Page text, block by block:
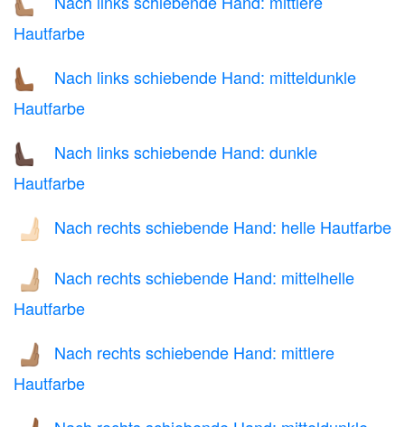
Hautfarbe
🫷🏾
Nach links schiebende Hand: mitteldunkle
Hautfarbe
🫷🏿
Nach links schiebende Hand: dunkle
Hautfarbe
🫸🏻 Nach rechts schiebende Hand: helle Hautfarbe
🫸🏼
Nach rechts schiebende Hand: mittelhelle
Hautfarbe
🫸🏽
Nach rechts schiebende Hand: mittlere
Hautfarbe